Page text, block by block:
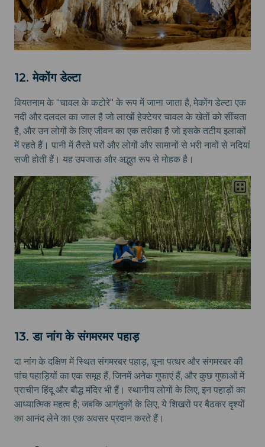
12. मेकोंग डेल्टा
वियतनाम के "चावल के कटोरे" के रूप में जाना जाता है, मेकोंग डेल्टा एक
नदी और दलदल का जाल है जो लाखों हेक्टेयर चावल के खेतों को सींचता
है, और उन लोगों के लिए जीवन का एक तरीका है जो इसके तटीय इलाकों
में रहते हैं। पानी में तैरते घरों और लोगों और सामानों से भरी नावों से नदियां
सजी होती हैं। यह उपजाऊ और अद्भुत रूप से मोहक है।
13. डा नांग के संगमरमर पहाड़
दा नांग के दक्षिण में स्थित संगमरबर पहाड़, चूना पत्थर और संगमरबर की
पांच पहाड़ियों का एक समूह हैं, जिनमें अनेक गुफाएं हैं, और कुछ गुफाओं में
प्राचीन हिंदू और बौद्ध मंदिर भी हैं। स्थानीय लोगों के लिए, इन पहाड़ों का
आध्यात्मिक महत्व है; जबकि आगंतुकों के लिए, ये शिखरों पर बैठकर दृश्यों
का आनंद लेने का एक अवसर प्रदान करते हैं।